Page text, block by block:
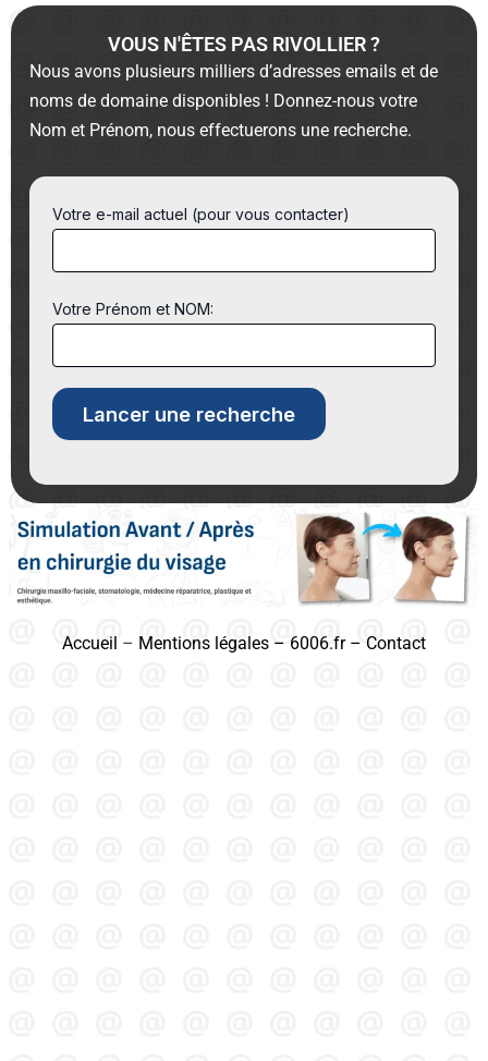
VOUS N'ÊTES PAS RIVOLLIER ?
Nous avons plusieurs milliers d’adresses emails et de
noms de domaine disponibles ! Donnez-nous votre
Nom et Prénom, nous effectuerons une recherche.
Votre e-mail actuel (pour vous contacter)
Votre Prénom et NOM:
Accueil – Mentions légales – 6006.fr– Contact